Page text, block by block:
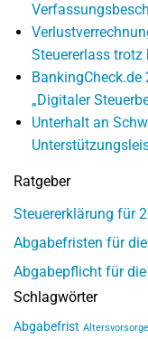
Steuererlass trotz
BankingCheck.de
„Digitaler
Unterhalt an
Ratgeber
Steuererklärung für
Abgabefristen für
Abgabepflicht für
Schlagwörter
Abgabefrist Altersvorsorge